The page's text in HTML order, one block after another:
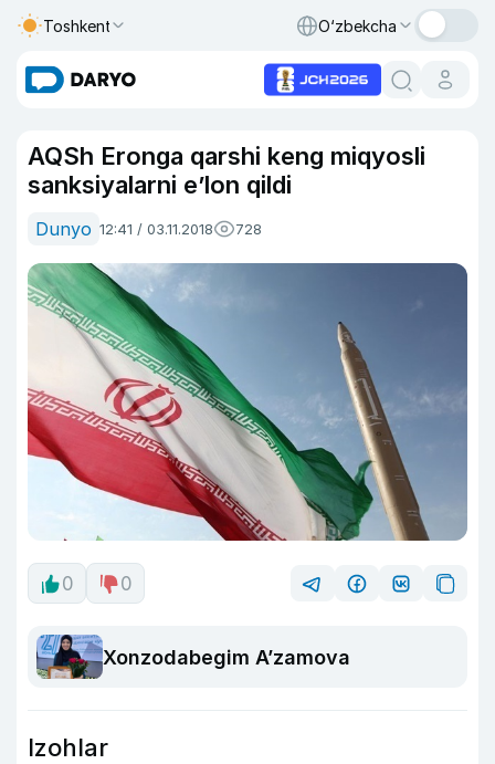
Toshkent O‘zbekcha
AQSh Eronga qarshi keng miqyosli
sanksiyalarni e’lon qildi
Dunyo 12:41 / 03.11.2018 728
0 0
Xonzodabegim A’zamova
Izohlar